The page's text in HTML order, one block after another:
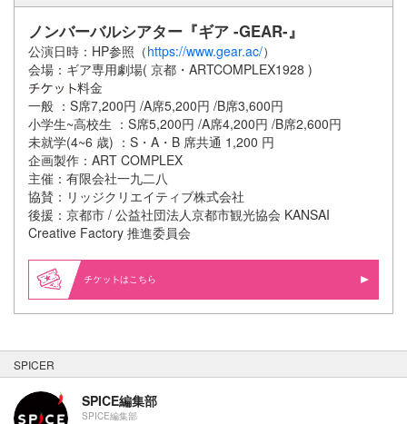
ノンバーバルシアター『ギア -GEAR-』
公演日時：HP参照（https://www.gear.ac/）
会場：ギア専用劇場( 京都・ARTCOMPLEX1928 )
料金
一般 ：S席7,200円 /A席5,200円 /B席3,600円
小学生~高校生 ：S席5,200円 /A席4,200円 /B席2,600円
未就学(4~6 歳) ：S・A・B 席共通 1,200 円
企画製作：ART COMPLEX
主催：有限会社一九二八
協賛：リッジクリエイティブ株式会社
後援：京都市 / 公益社団法人京都市観光協会 KANSAI
Creative Factory 推進委員会
はこちら
SPICER
SPICE編集部
SPICE編集部